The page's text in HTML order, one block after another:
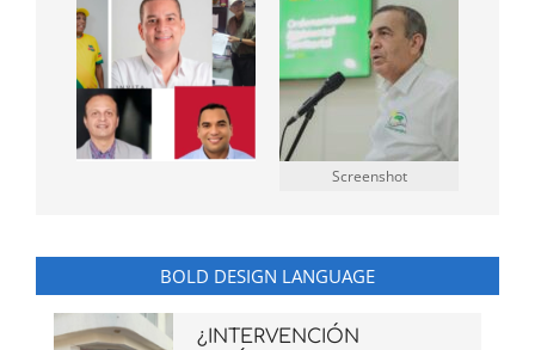
Screenshot
BOLD DESIGN LANGUAGE
¿INTERVENCIÓN